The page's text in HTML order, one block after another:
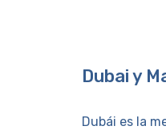
Dubai y
Dubái es la